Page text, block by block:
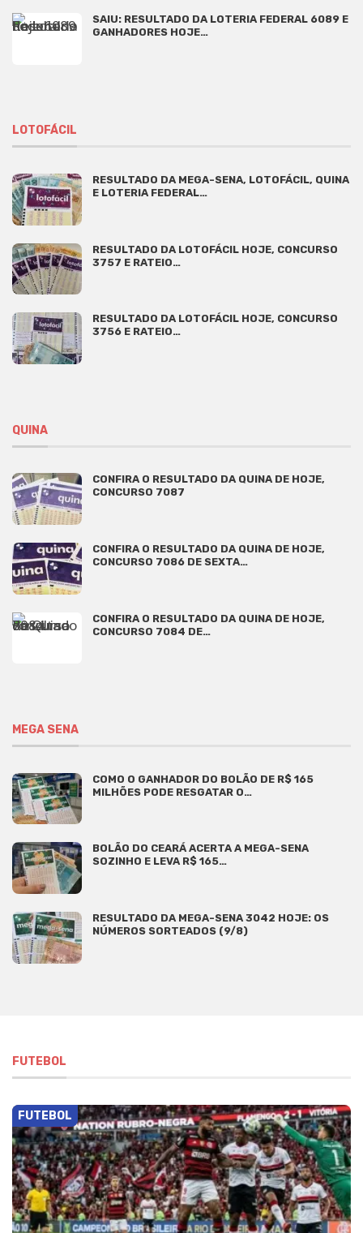
SAIU: RESULTADO DA LOTERIA FEDERAL 6089 E
GANHADORES HOJE…
LOTOFÁCIL
RESULTADO DA MEGA-SENA, LOTOFÁCIL, QUINA
E LOTERIA FEDERAL…
RESULTADO DA LOTOFÁCIL HOJE, CONCURSO
3757 E RATEIO…
RESULTADO DA LOTOFÁCIL HOJE, CONCURSO
3756 E RATEIO…
QUINA
CONFIRA O RESULTADO DA QUINA DE HOJE,
CONCURSO 7087
CONFIRA O RESULTADO DA QUINA DE HOJE,
CONCURSO 7086 DE SEXTA…
CONFIRA O RESULTADO DA QUINA DE HOJE,
CONCURSO 7084 DE…
MEGA SENA
COMO O GANHADOR DO BOLÃO DE R$ 165
MILHÕES PODE RESGATAR O…
BOLÃO DO CEARÁ ACERTA A MEGA-SENA
SOZINHO E LEVA R$ 165…
RESULTADO DA MEGA-SENA 3042 HOJE: OS
NÚMEROS SORTEADOS (9/8)
FUTEBOL
FUTEBOL